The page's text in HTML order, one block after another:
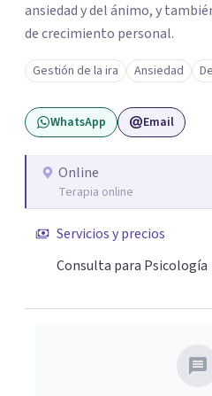
ansiedad y del ánimo, y
de crecimiento personal.
Gestión de la ira Ansiedad
WhatsApp Email
Online
Terapia online
Servicios y precios
Consulta para Psicología